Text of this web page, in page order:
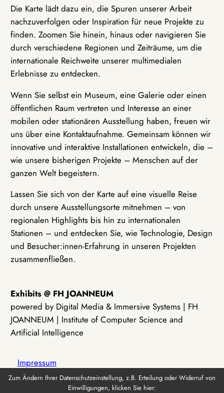
Die Karte lädt dazu ein, die Spuren unserer Arbeit
nachzuverfolgen oder Inspiration für neue Projekte zu
finden. Zoomen Sie hinein, hinaus oder navigieren Sie
durch verschiedene Regionen und Zeiträume, um die
internationale Reichweite unserer multimedialen
Erlebnisse zu entdecken.
Wenn Sie selbst ein Museum, eine Galerie oder einen
öffentlichen Raum vertreten und Interesse an einer
mobilen oder stationären Ausstellung haben, freuen wir
uns über eine Kontaktaufnahme. Gemeinsam können wir
innovative und interaktive Installationen entwickeln, die –
wie unsere bisherigen Projekte – Menschen auf der
ganzen Welt begeistern.
Lassen Sie sich von der Karte auf eine visuelle Reise
durch unsere Ausstellungsorte mitnehmen – von
regionalen Highlights bis hin zu internationalen
Stationen – und entdecken Sie, wie Technologie, Design
und Besucher:innen-Erfahrung in unseren Projekten
zusammenfließen.
Exhibits @ FH JOANNEUM
powered by Digital Media & Immersive Systems | FH
JOANNEUM | Institute of Computer Science and
Artificial Intelligence
Impressum
Zum Ändern Ihrer Datenschutzeinstellung, z.B. Erteilung oder Widerruf von
Einwilligungen, klicken Sie hier: